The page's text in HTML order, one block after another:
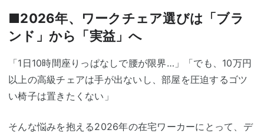
■2026年、ワークチェア選びは「ブラ
ンド」から「実益」へ
「1日10時間座りっぱなしで腰が限界…」「でも、10万円
以上の高級チェアは手が出ないし、部屋を圧迫するゴツ
い椅子は置きたくない」
そんな悩みを抱える2026年の在宅ワーカーにとって、デ